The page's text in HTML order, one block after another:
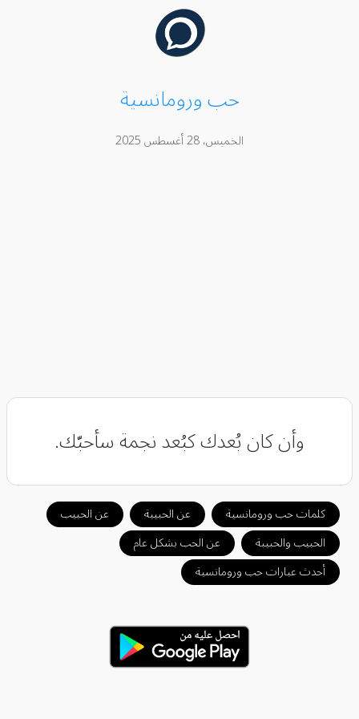
حب ورومانسية
الخميس، 28 أغسطس 2025
وأن كان بُعدك كبُعد نجمة سأحبّك.
كلمات حب ورومانسية عن الحبيبة
عن الحبيب
الحبيب والحبيبة
عن الحب بشكل عام
أحدث عبارات حب ورومانسية